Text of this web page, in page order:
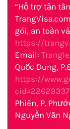
“Hỗ trợ tận
gói, an toàn
https://
Email:
Quốc Dung,
https://
Phiên, P.
Nguyễn Văn